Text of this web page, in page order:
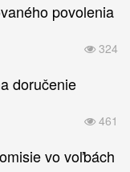
povolenia
324
doručenie
461
vo voľbách